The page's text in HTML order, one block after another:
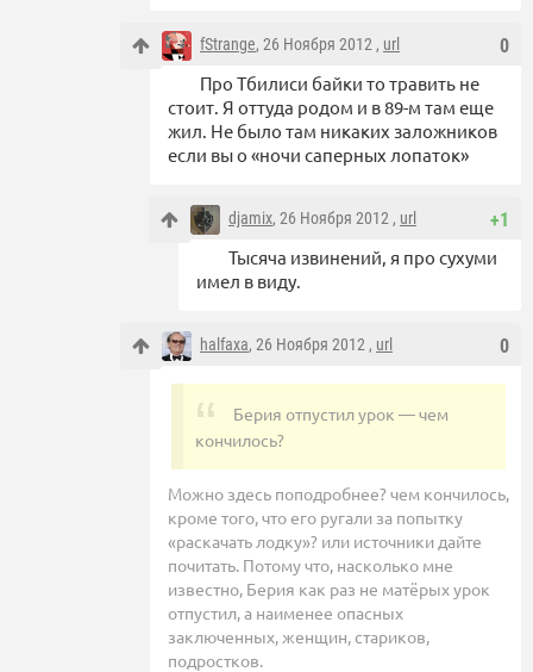
0
fStrange, 26 Ноября 2012 , url
Про Тбилиси байки то травить не
стоит. Я оттуда родом и в 89-м там еще
жил. Не было там никаких заложников
если вы о «ночи саперных лопаток»
+1
djamix, 26 Ноября 2012 , url
Тысяча извинений, я про сухуми
имел в виду.
0
halfaxa, 26 Ноября 2012 , url
Берия отпустил урок — чем
кончилось?
Можно здесь поподробнее? чем кончилось,
кроме того, что его ругали за попытку
«раскачать лодку»? или источники дайте
почитать. Потому что, насколько мне
известно, Берия как раз не матёрых урок
отпустил, а наименее опасных
заключенных, женщин, стариков,
подростков.